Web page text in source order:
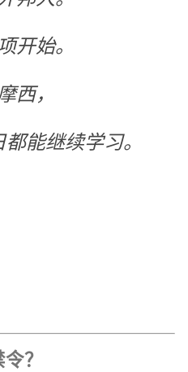
开始。
西，
能继续学习。
？